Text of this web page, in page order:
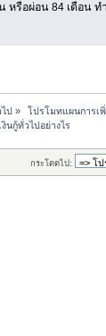
หรือผ่อน 84 เดือน
ป » โปรโมทแผนการเ
นกู้ทั่วไปอย่างไร
กระโดดไป: